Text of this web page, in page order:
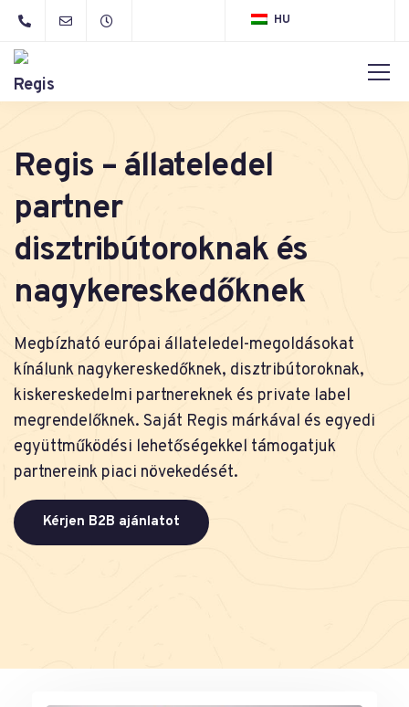
HU
Regis – állateledel
partner
disztribútoroknak és
nagykereskedőknek
Megbízható európai állateledel-megoldásokat
kínálunk nagykereskedőknek, disztribútoroknak,
kiskereskedelmi partnereknek és private label
megrendelőknek. Saját Regis márkával és egyedi
együttműködési lehetőségekkel támogatjuk
partnereink piaci növekedését.
Kérjen B2B ajánlatot